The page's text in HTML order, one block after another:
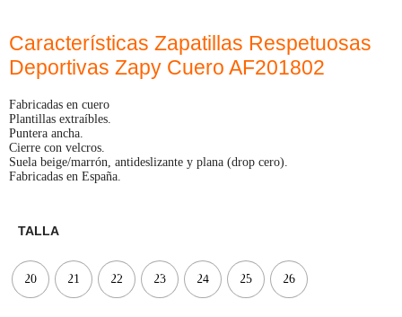
Características Zapatillas Respetuosas
Deportivas Zapy Cuero AF201802
Fabricadas en cuero
Plantillas extraíbles.
Puntera ancha.
Cierre con velcros.
Suela beige/marrón, antideslizante y plana (drop cero).
Fabricadas en España.
TALLA
20 21 22 23 24 25 26